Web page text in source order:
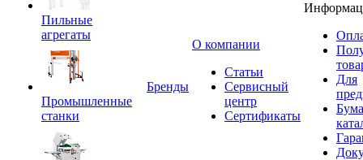
Пильные
агрегаты
Промышленные
станки
Бренды
O компании
Статьи
Сервисный
центр
Сертификаты
Для